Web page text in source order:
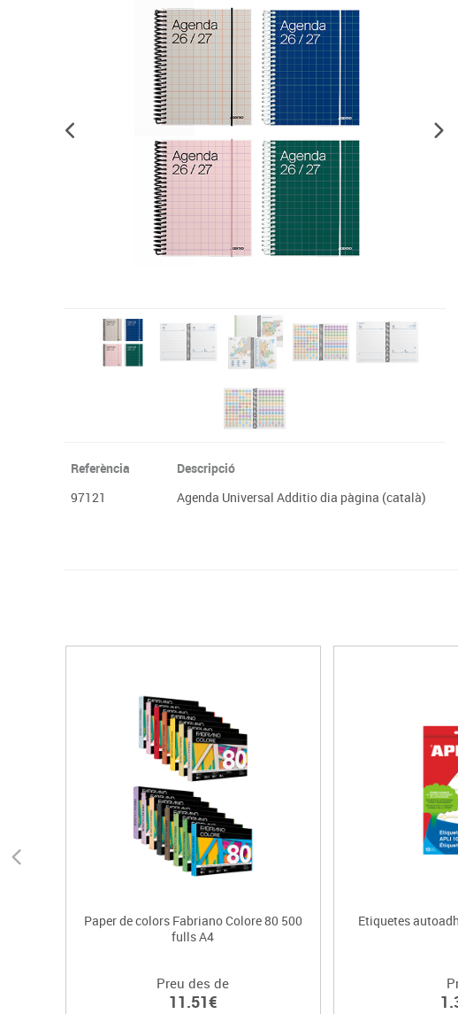
Complements d'oficina
Plastificació, enquadernació i destrucció
Dibuix tècnic i artístic
Material escolar
Construccions
Espais exteriors
Psicomotricitat
Jocs simbòlics
Mobiliari tecnològic
Monitors interactius
Referència Descripció
97121
Agenda Universal Additio dia pàgina (català)
Paper de colors Fabriano Colore 80 500
fulls A4
Preu des de
11.51€
Etiquetes